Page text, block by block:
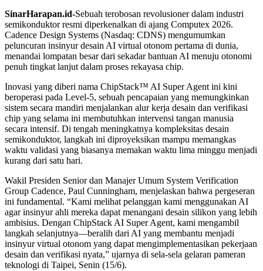
SinarHarapan.id-Sebuah terobosan revolusioner dalam industri
semikonduktor resmi diperkenalkan di ajang Computex 2026.
Cadence Design Systems (Nasdaq: CDNS) mengumumkan
peluncuran insinyur desain AI virtual otonom pertama di dunia,
menandai lompatan besar dari sekadar bantuan AI menuju otonomi
penuh tingkat lanjut dalam proses rekayasa chip.
Inovasi yang diberi nama ChipStack™ AI Super Agent ini kini
beroperasi pada Level-5, sebuah pencapaian yang memungkinkan
sistem secara mandiri menjalankan alur kerja desain dan verifikasi
chip yang selama ini membutuhkan intervensi tangan manusia
secara intensif. Di tengah meningkatnya kompleksitas desain
semikonduktor, langkah ini diproyeksikan mampu memangkas
waktu validasi yang biasanya memakan waktu lima minggu menjadi
kurang dari satu hari.
Wakil Presiden Senior dan Manajer Umum System Verification
Group Cadence, Paul Cunningham, menjelaskan bahwa pergeseran
ini fundamental. “Kami melihat pelanggan kami menggunakan AI
agar insinyur ahli mereka dapat menangani desain silikon yang lebih
ambisius. Dengan ChipStack AI Super Agent, kami mengambil
langkah selanjutnya—beralih dari AI yang membantu menjadi
insinyur virtual otonom yang dapat mengimplementasikan pekerjaan
desain dan verifikasi nyata,” ujarnya di sela-sela gelaran pameran
teknologi di Taipei, Senin (15/6).